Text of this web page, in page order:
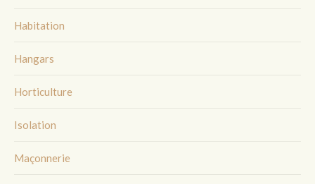
Habitation
Hangars
Horticulture
Isolation
Maçonnerie